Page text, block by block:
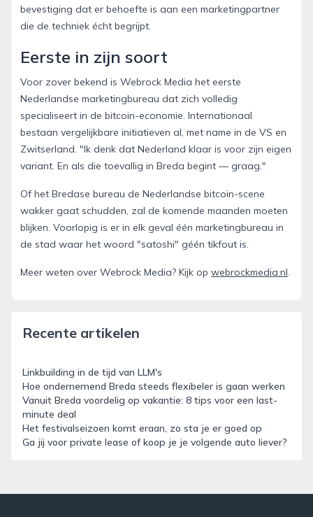
bevestiging dat er behoefte is aan een marketingpartner
die de techniek écht begrijpt.
Eerste in zijn soort
Voor zover bekend is Webrock Media het eerste
Nederlandse marketingbureau dat zich volledig
specialiseert in de bitcoin-economie. Internationaal
bestaan vergelijkbare initiatieven al, met name in de VS en
Zwitserland. "Ik denk dat Nederland klaar is voor zijn eigen
variant. En als die toevallig in Breda begint — graag."
Of het Bredase bureau de Nederlandse bitcoin-scene
wakker gaat schudden, zal de komende maanden moeten
blijken. Voorlopig is er in elk geval één marketingbureau in
de stad waar het woord "satoshi" géén tikfout is.
Meer weten over Webrock Media? Kijk op webrockmedia.nl.
Recente artikelen
Linkbuilding in de tijd van LLM's
Hoe ondernemend Breda steeds flexibeler is gaan werken
Vanuit Breda voordelig op vakantie: 8 tips voor een last-
minute deal
Het festivalseizoen komt eraan, zo sta je er goed op
Ga jij voor private lease of koop je je volgende auto liever?